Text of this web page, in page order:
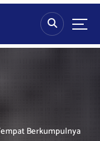
Berkumpulnya